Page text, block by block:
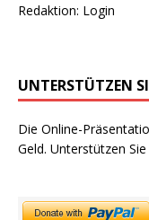
Redaktion: Login
UNTERSTÜTZEN
Die Online-
Geld. Unterstützen